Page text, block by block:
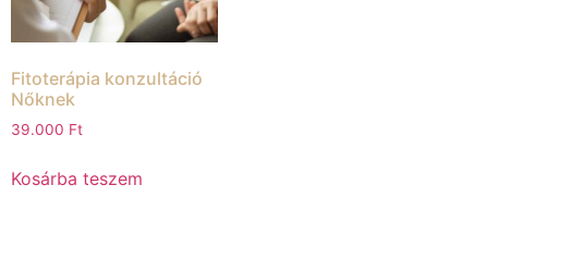
Fitoterápia konzultáció
Nőknek
39.000 Ft
Kosárba teszem